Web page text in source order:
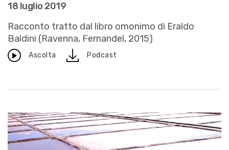
18 luglio 2019
Racconto tratto dal libro omonimo di Eraldo
Baldini (Ravenna, Fernandel, 2015)
Ascolta downloadPodcast